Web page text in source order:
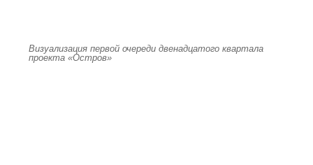
Визуализация первой очереди двенадцатого квартала
проекта «Остров»